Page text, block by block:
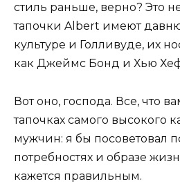
стиль раньше, верно? Это
тапочки Albert имеют
культуре и Голливуде, их
как Джеймс Бонд и Хью
Вот оно, господа. Все, что
тапочках самого высокого
мужчин: я бы посоветовал
потребностях и образе
кажется правильным.